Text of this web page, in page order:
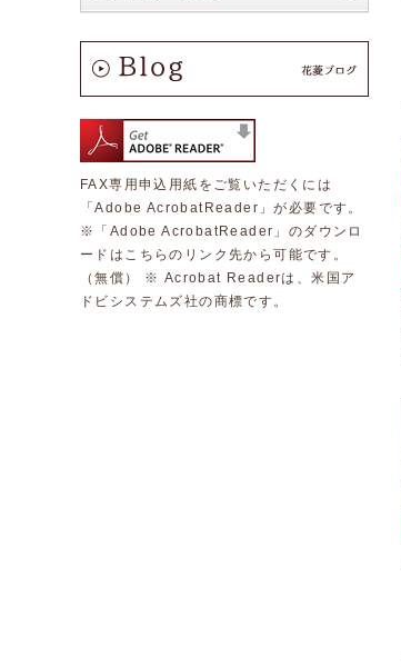
FAX専用申込用紙をご覧いただくには
「Adobe AcrobatReader」が必要です。
※「Adobe AcrobatReader」のダウンロ
ードはこちらのリンク先から可能です。
（無償） ※ Acrobat Readerは、米国ア
ドビシステムズ社の商標です。